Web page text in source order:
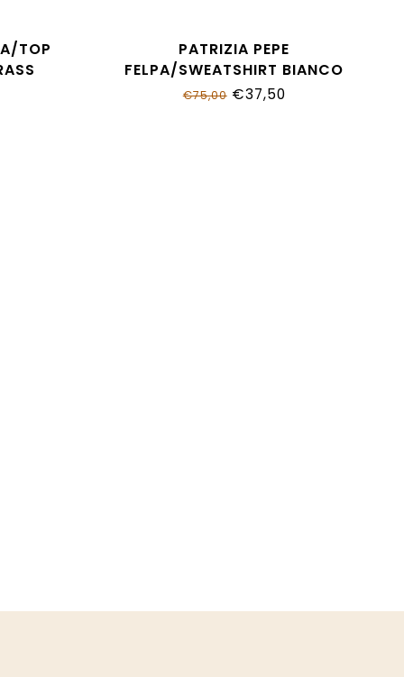
TOP
PATRIZIA PEPE
FELPA/SWEATSHIRT BIANCO
7M0960_J403_W146
€75,00€37,50